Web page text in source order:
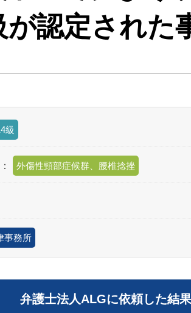
認定された
級
外傷性頸部症候群、腰椎捻挫
事務所
弁護士法人ALGに依頼した結果